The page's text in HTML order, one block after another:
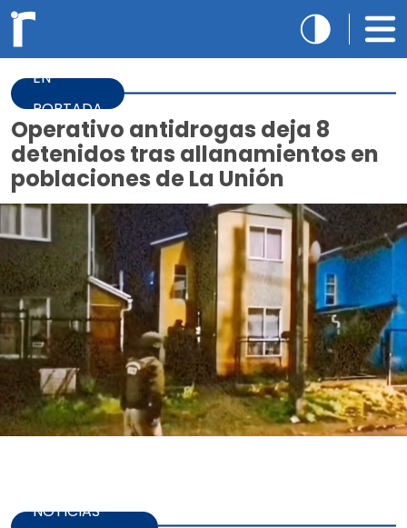
EN
PORTADA
Operativo antidrogas deja 8
detenidos tras allanamientos en
poblaciones de La Unión
NOTICIAS